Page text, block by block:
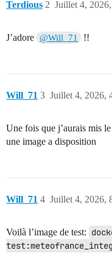
Terdious Juillet 4,
2
J’adore @Will_71 !!
Will_71 Juillet 4, 2026,
3
Une fois que j’aurais mis
une image a disposition
Will_71 Juillet 4, 2026,
4
Voilà l’image de test: